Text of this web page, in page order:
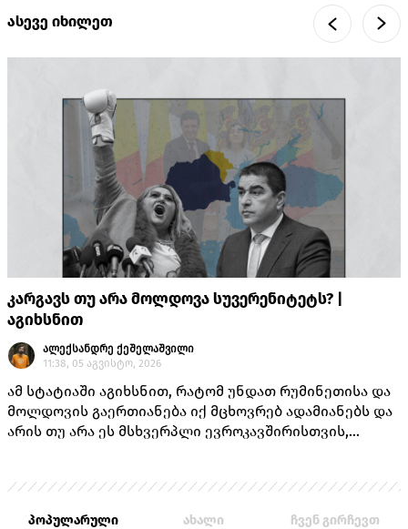
ასევე იხილეთ
კარგავს თუ არა მოლდოვა სუვერენიტეტს? |
აგიხსნით
ალექსანდრე ქეშელაშვილი
11:38, 05 აგვისტო, 2026
ამ სტატიაში აგიხსნით, რატომ უნდათ რუმინეთისა და
მოლდოვის გაერთიანება იქ მცხოვრებ ადამიანებს და
არის თუ არა ეს მსხვერპლი ევროკავშირისთვის,
პოპულარული ახალი ჩვენ გირჩევთ